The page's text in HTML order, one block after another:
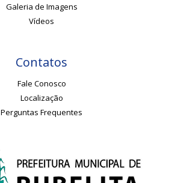
Galeria de Imagens
Vídeos
Contatos
Fale Conosco
Localização
Perguntas Frequentes